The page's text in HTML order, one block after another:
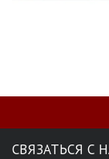
СВЯЗАТЬСЯ С